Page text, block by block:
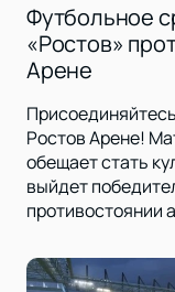
Футбольное
«Ростов»
Арене
Ростов Арене!
обещает стать
выйдет
противостоянии